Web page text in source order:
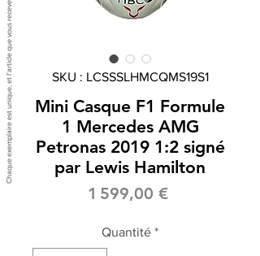
SKU : LCSSSLHMCQMS19S1
Mini Casque F1 Formule
1 Mercedes AMG
Petronas 2019 1:2 signé
par Lewis Hamilton
1 599,00 €Prix
Quantité *